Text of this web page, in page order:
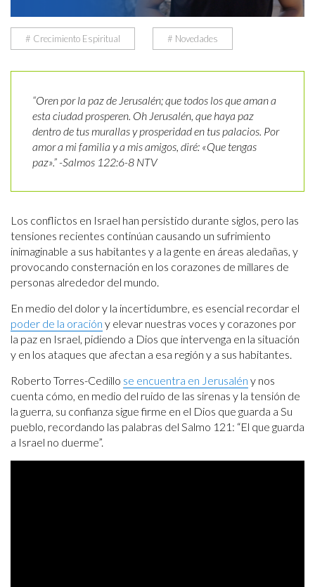
# Crecimiento Espiritual # Novedades
“Oren por la paz de Jerusalén; que todos los que aman a
esta ciudad prosperen. Oh Jerusalén, que haya paz
dentro de tus murallas y prosperidad en tus palacios. Por
amor a mi familia y a mis amigos, diré: «Que tengas
paz».” -Salmos 122:6-8 NTV
Los conflictos en Israel han persistido durante siglos, pero las
tensiones recientes continúan causando un sufrimiento
inimaginable a sus habitantes y a la gente en áreas aledañas, y
provocando consternación en los corazones de millares de
personas alrededor del mundo.
En medio del dolor y la incertidumbre, es esencial recordar el
poder de la oración y elevar nuestras voces y corazones por
la paz en Israel, pidiendo a Dios que intervenga en la situación
y en los ataques que afectan a esa región y a sus habitantes.
Roberto Torres-Cedillo se encuentra en Jerusalén y nos
cuenta cómo, en medio del ruido de las sirenas y la tensión de
la guerra, su confianza sigue firme en el Dios que guarda a Su
pueblo, recordando las palabras del Salmo 121: “El que guarda
a Israel no duerme”.